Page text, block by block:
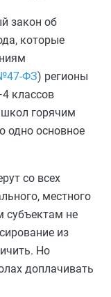
закон об
которые
ФЗ) регионы
классов
горячим
одно основное
со всех
местного
субъектам не
из
Но
доплачивать